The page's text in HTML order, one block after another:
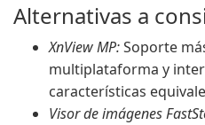
Alternativas a
XnView MP:Soporte
multiplataforma y
características
Visor de imágenes